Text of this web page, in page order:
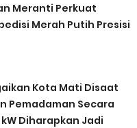
Meranti Perkuat
Merah Putih Presisi
Kota Mati Disaat
Pemadaman Secara
Diharapkan Jadi